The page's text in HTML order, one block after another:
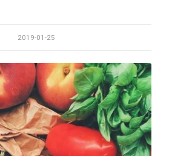
2019-01-25